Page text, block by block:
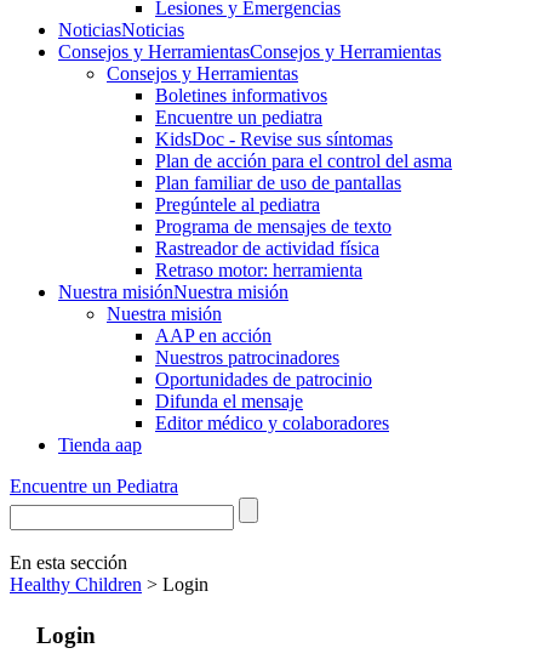
Lesiones y Emergencias
NoticiasNoticias
Consejos y HerramientasConsejos y Herramientas
Consejos y Herramientas
Boletines informativos
Encuentre un pediatra
KidsDoc - Revise sus síntomas
Plan de acción para el control del asma
Plan familiar de uso de pantallas
Pregúntele al pediatra
Programa de mensajes de texto
Rastre​​ador de activida​d física
Retraso motor: herramienta
Nuestra misiónNuestra misión
Nuestra misión
AAP en acción
Nuestros patrocinadores
Oportunidades de patrocinio
Difunda el mensaje
Editor médico y colaboradores
Tienda aap
Encuentre un Pediatra
En esta sección
Healthy Children > Login
Login